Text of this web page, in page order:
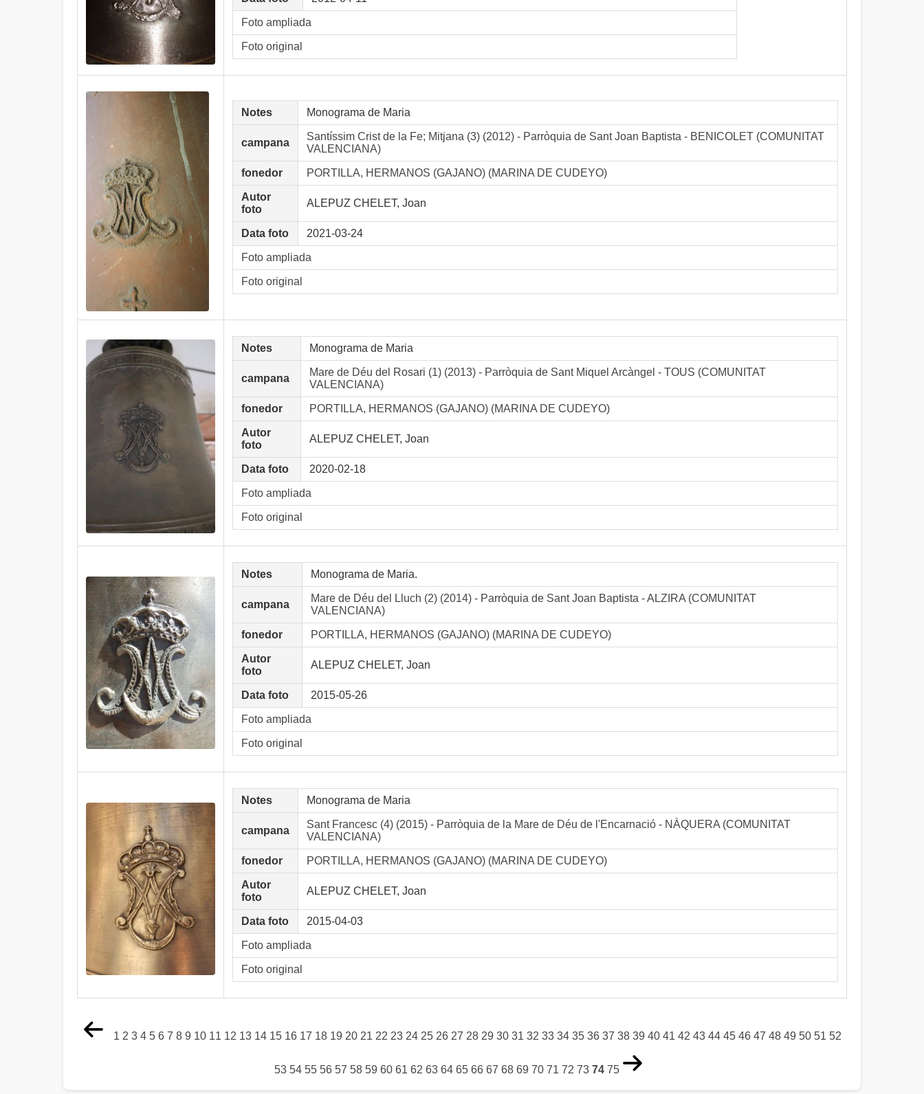
Foto ampliada
Foto original
Notes Monograma de Maria
campana
Santíssim Crist de la Fe; Mitjana (3) (2012) - Parròquia de Sant Joan Baptista - BENICOLET (COMUNITAT
VALENCIANA)
fonedor PORTILLA, HERMANOS (GAJANO) (MARINA DE CUDEYO)
Autor
foto
ALEPUZ CHELET, Joan
Data foto 2021-03-24
Foto ampliada
Foto original
Notes Monograma de Maria
campana
Mare de Déu del Rosari (1) (2013) - Parròquia de Sant Miquel Arcàngel - TOUS (COMUNITAT
VALENCIANA)
fonedor PORTILLA, HERMANOS (GAJANO) (MARINA DE CUDEYO)
Autor
foto
ALEPUZ CHELET, Joan
Data foto 2020-02-18
Foto ampliada
Foto original
Notes Monograma de Maria.
campana
Mare de Déu del Lluch (2) (2014) - Parròquia de Sant Joan Baptista - ALZIRA (COMUNITAT
VALENCIANA)
fonedor PORTILLA, HERMANOS (GAJANO) (MARINA DE CUDEYO)
Autor
foto
ALEPUZ CHELET, Joan
Data foto 2015-05-26
Foto ampliada
Foto original
Notes Monograma de Maria
campana
Sant Francesc (4) (2015) - Parròquia de la Mare de Déu de l'Encarnació - NÀQUERA (COMUNITAT
VALENCIANA)
fonedor PORTILLA, HERMANOS (GAJANO) (MARINA DE CUDEYO)
Autor
foto
ALEPUZ CHELET, Joan
Data foto 2015-04-03
Foto ampliada
Foto original
1 2 3 4 5 6 7 8 9 10 11 12 13 14 15 16 17 18 19 20 21 22 23 24 25 26 27 28 29 30 31 32 33 34 35 36 37 38 39 40 41 42 43 44 45 46 47 48 49 50 51 52
53 54 55 56 57 58 59 60 61 62 63 64 65 66 67 68 69 70 71 72 73 74 75